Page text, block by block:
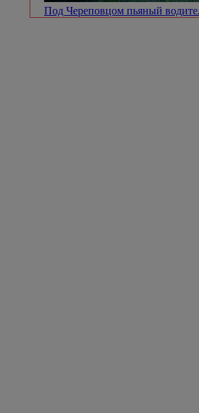
Под Череповцом пьяный